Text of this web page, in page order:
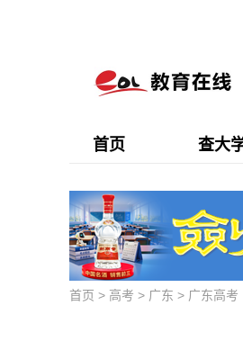
首页 查大
首页 > 高考 > 广东 > 广东高考